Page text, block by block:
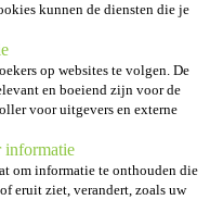
kunnen de diensten die je
op websites te volgen. De
en boeiend zijn voor de
voor uitgevers en externe
informatie
om informatie te onthouden die
eruit ziet, verandert, zoals uw